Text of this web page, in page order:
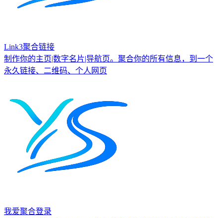
Link3聚合链接
制作你的主页|数字名片|导航页。聚合你的所有信息，到一个
永久链接、二维码、个人网页
我爱聚合登录